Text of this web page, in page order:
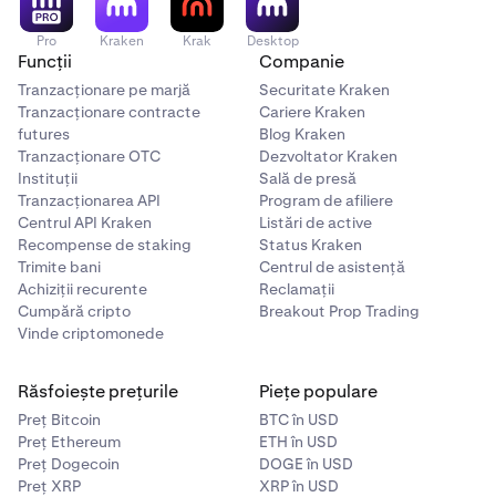
Pro Kraken Krak Desktop
Funcții
Tranzacționare pe marjă
Tranzacționare contracte
futures
Tranzacționare OTC
Instituții
Tranzacționarea API
Centrul API Kraken
Recompense de staking
Trimite bani
Achiziții recurente
Cumpără cripto
Vinde criptomonede
Companie
Securitate Kraken
Cariere Kraken
Blog Kraken
Dezvoltator Kraken
Sală de presă
Program de afiliere
Listări de active
Status Kraken
Centrul de asistență
Reclamații
Breakout Prop Trading
Răsfoiește prețurile
Preț Bitcoin
Preț Ethereum
Preț Dogecoin
Preț XRP
Piețe populare
BTC în USD
ETH în USD
DOGE în USD
XRP în USD